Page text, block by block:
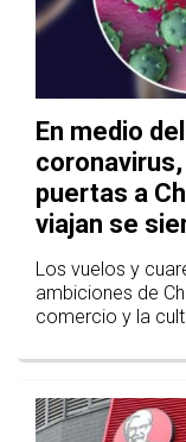
En medio
puertas a
viajan se
Los vuelos y
ambiciones de
comercio y la